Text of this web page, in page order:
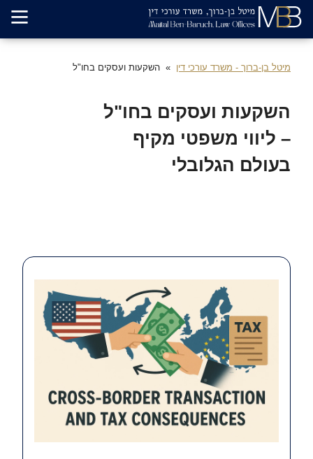
מיטל בן-ברוך - משרד עורכי דין השקעות ועסקים בחו"ל
השקעות ועסקים בחו"ל
– ליווי משפטי מקיף
בעולם הגלובלי